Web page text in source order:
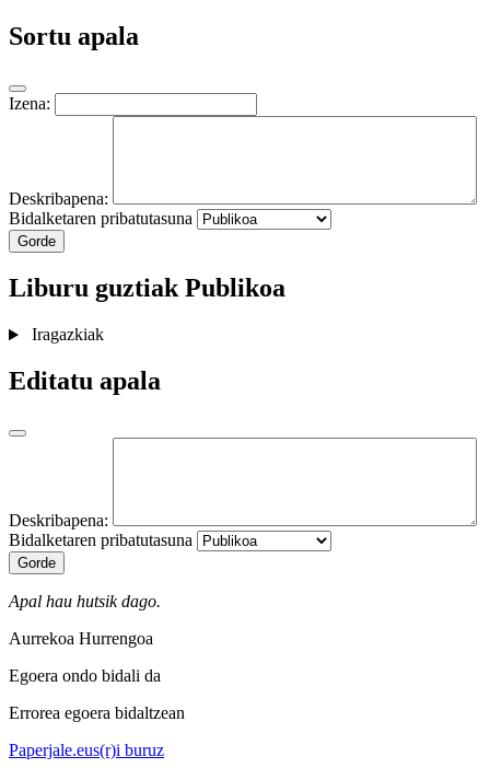
Sortu apala
Izena:
Deskribapena:
Bidalketaren pribatutasuna
Gorde
Liburu guztiakPublikoa
Iragazkiak
Editatu apala
Deskribapena:
Bidalketaren pribatutasuna
Gorde
Apal hau hutsik dago.
Aurrekoa Hurrengoa
Egoera ondo bidali da
Errorea egoera bidaltzean
Paperjale.eus(r)i buruz